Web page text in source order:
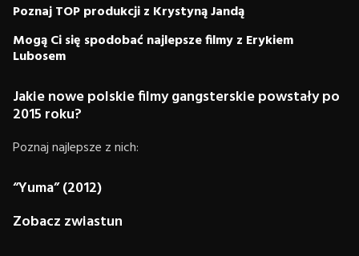
Poznaj TOP produkcji z Krystyną Jandą
Mogą Ci się spodobać najlepsze filmy z Erykiem
Lubosem
Jakie nowe polskie filmy gangsterskie powstały po
2015 roku?
Poznaj najlepsze z nich:
“Yuma” (2012)
Zobacz zwiastun